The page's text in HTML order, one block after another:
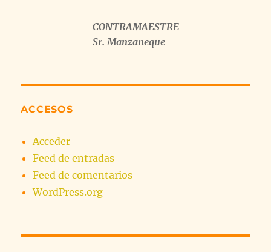
CONTRAMAESTRE
Sr. Manzaneque
ACCESOS
Acceder
Feed de entradas
Feed de comentarios
WordPress.org